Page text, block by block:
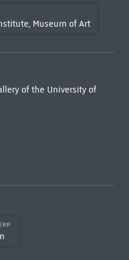
Museum of Art
of the University of